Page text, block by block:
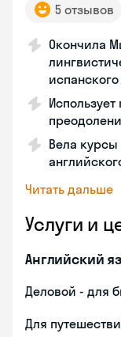
5 отзывов
Окончила
Вела курсы
Читать дальше
Услуги и
Английский
Деловой - для
Для